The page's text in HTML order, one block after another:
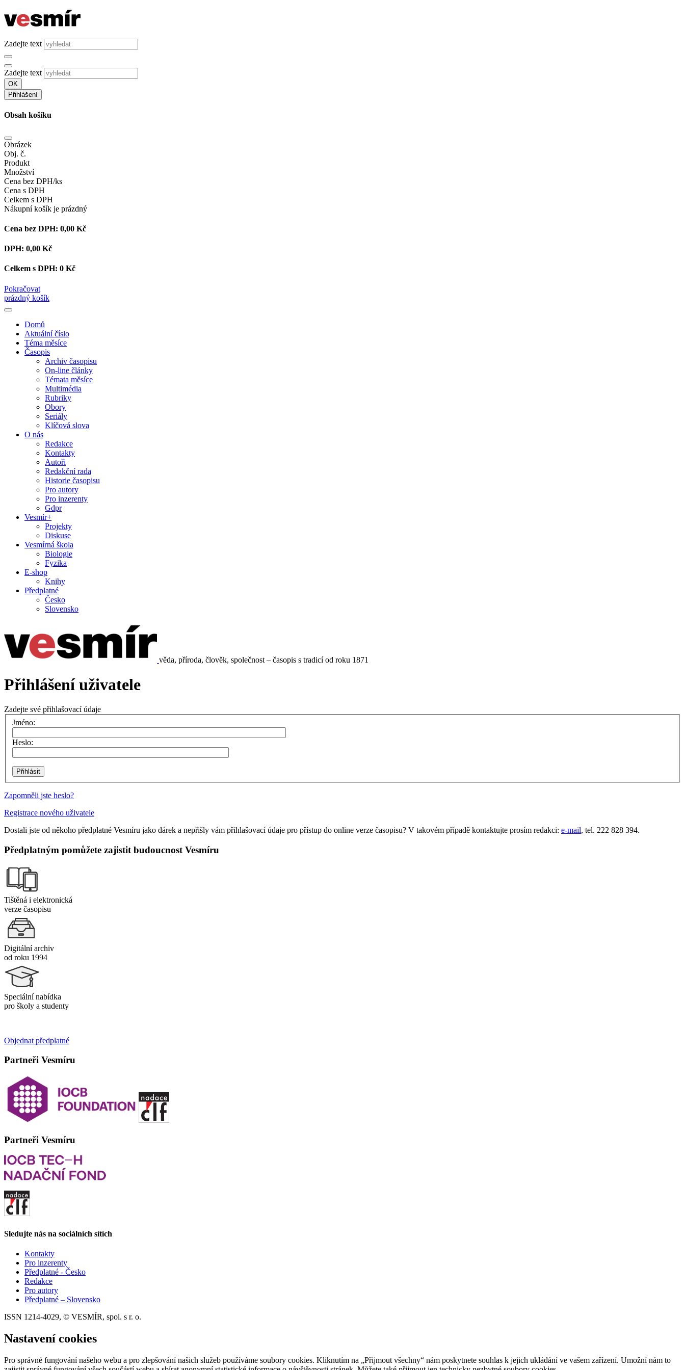
Zadejte text
Zadejte text
OK
Přihlášení
Obsah košíku
Obrázek
Obj. č.
Produkt
Množství
Cena bez DPH/ks
Cena s DPH
Celkem s DPH
Nákupní košík je prázdný
Cena bez DPH: 0,00 Kč
DPH: 0,00 Kč
Celkem s DPH: 0 Kč
Pokračovat
prázdný košík
Domů
Aktuální číslo
Téma měsíce
Časopis
Archiv časopisu
On-line články
Témata měsíce
Multimédia
Rubriky
Obory
Seriály
Klíčová slova
O nás
Redakce
Kontakty
Autoři
Redakční rada
Historie časopisu
Pro autory
Pro inzerenty
Gdpr
Vesmír+
Projekty
Diskuse
Vesmírná škola
Biologie
Fyzika
E-shop
Knihy
Předplatné
Česko
Slovensko
věda, příroda, člověk, společnost – časopis s tradicí od roku 1871
Přihlášení uživatele
Zadejte své přihlašovací údaje
Jméno:
Heslo:
Zapomněli jste heslo?
Registrace nového uživatele
Dostali jste od někoho předplatné Vesmíru jako dárek a nepřišly vám přihlašovací údaje pro přístup do online verze časopisu? V takovém případě kontaktujte prosím redakci: e-mail, tel. 222 828 394.
Předplatným pomůžete zajistit budoucnost Vesmíru
Tištěná i elektronická
verze časopisu
Digitální archiv
od roku 1994
Speciální nabídka
pro školy a studenty
Objednat předplatné
Partneři Vesmíru
Partneři Vesmíru
Sledujte nás na sociálních sítích
Kontakty
Pro inzerenty
Předplatné - Česko
Redakce
Pro autory
Předplatné – Slovensko
ISSN 1214-4029, © VESMÍR, spol. s r. o.
Nastavení cookies
Pro správné fungování našeho webu a pro zlepšování našich služeb používáme soubory cookies. Kliknutím na „Přijmout všechny“ nám poskytnete souhlas k jejich ukládání ve vašem zařízení. Umožní nám to